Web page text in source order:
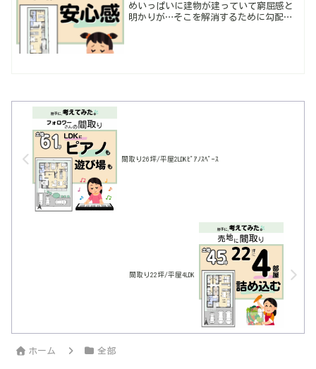
めいっぱいに建物が建っていて窮屈感と
明かりが…そこを解消するために勾配天
間取り26坪/平屋2LDKﾋﾟｱﾉｽﾍﾟｰｽ
間取り22坪/平屋4LDK
ホーム 全部